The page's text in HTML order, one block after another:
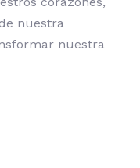
nuestra
nuestra